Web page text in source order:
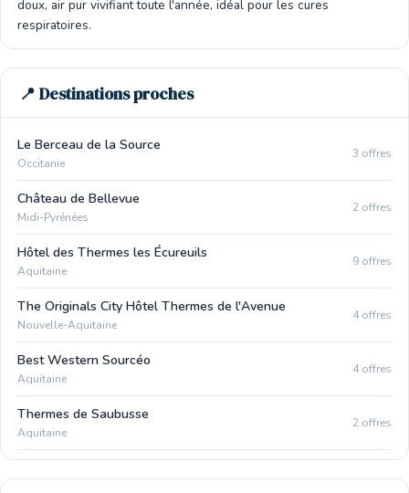
doux, air pur vivifiant toute l'année, idéal pour les cures
respiratoires.
📍 Destinations proches
Le Berceau de la Source
Occitanie
3 offres
Château de Bellevue
Midi-Pyrénées
2 offres
Hôtel des Thermes les Écureuils
Aquitaine
9 offres
The Originals City Hôtel Thermes de l'Avenue
Nouvelle-Aquitaine
4 offres
Best Western Sourcéo
Aquitaine
4 offres
Thermes de Saubusse
Aquitaine
2 offres